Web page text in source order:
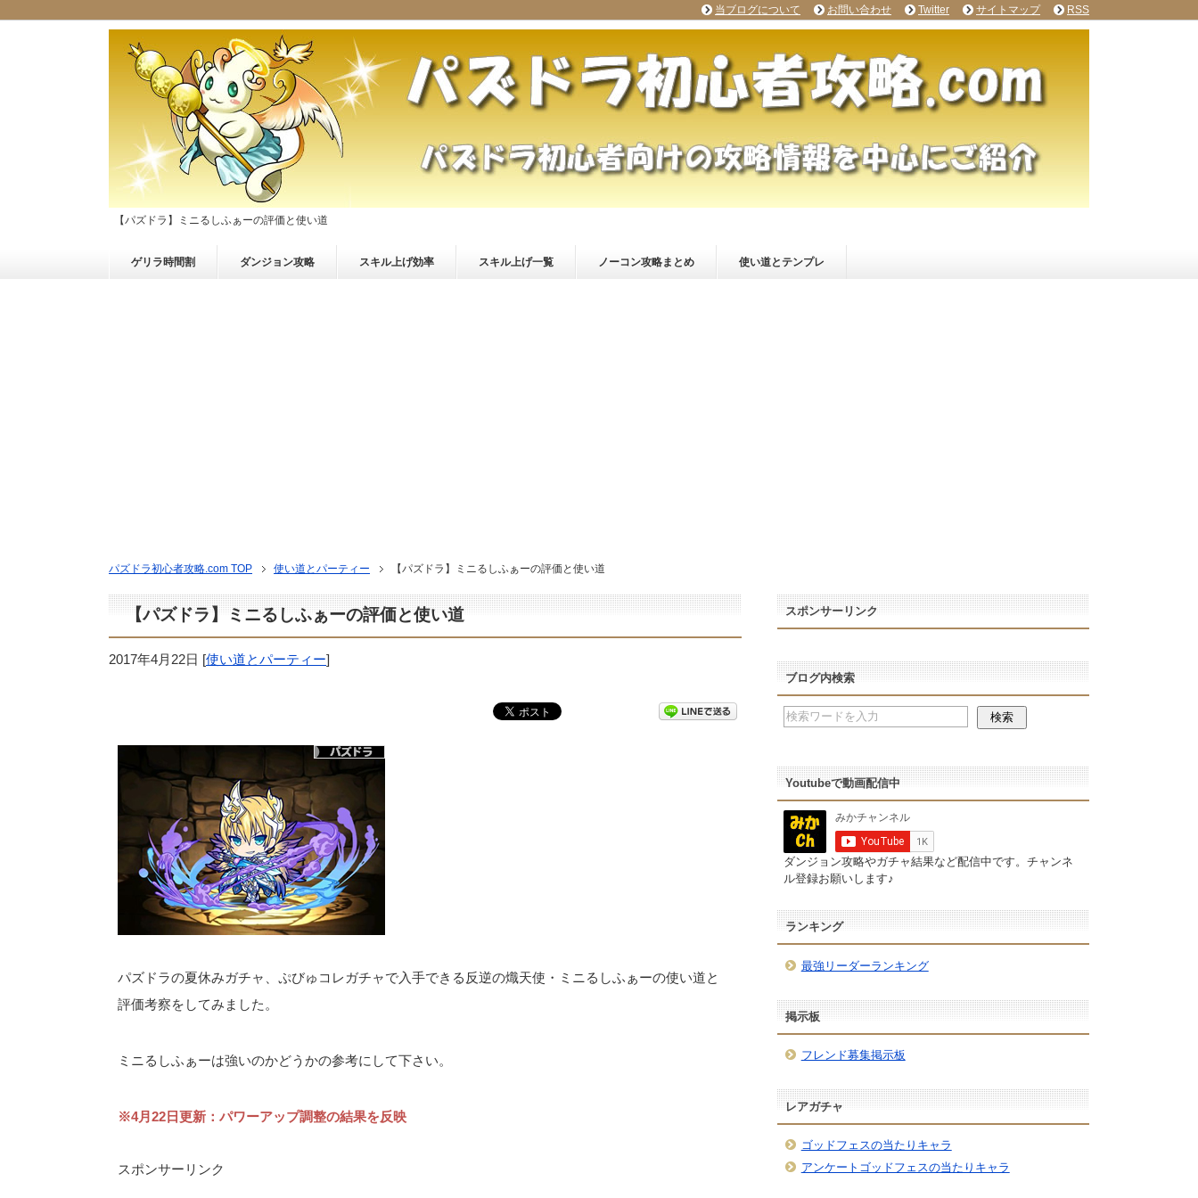
【パズドラ】ミニるしふぁーの評価と使い道
ゲリラ時間割 ダンジョン攻略 スキル上げ効率 スキル上げ一覧 ノーコン攻略まとめ 使い道とテンプレ
パズドラ初心者攻略.com TOP 使い道とパーティー 【パズドラ】ミニるしふぁーの評価と使い道
【パズドラ】ミニるしふぁーの評価と使い道
2017年4月22日 [使い道とパーティー]
パズドラの夏休みガチャ、ぷびゅコレガチャで入手できる反逆の熾天使・ミニるしふぁーの使い道と
評価考察をしてみました。
ミニるしふぁーは強いのかどうかの参考にして下さい。
※4月22日更新：パワーアップ調整の結果を反映
スポンサーリンク
スポンサーリンク
ブログ内検索
Youtubeで動画配信中
ダンジョン攻略やガチャ結果など配信中です。チャンネ
ル登録お願いします♪
ランキング
最強リーダーランキング
掲示板
フレンド募集掲示板
レアガチャ
ゴッドフェスの当たりキャラ
アンケートゴッドフェスの当たりキャラ
当ブログについて お問い合わせ Twitter サイトマップ RSS